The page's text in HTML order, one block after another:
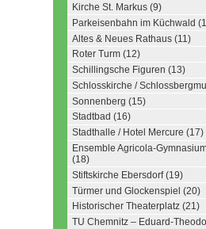
Kirche St. Markus (9)
Parkeisenbahn im Küchwald
Altes & Neues Rathaus (11)
Roter Turm (12)
Schillingsche Figuren (13)
Schlosskirche /
Sonnenberg (15)
Stadtbad (16)
Stadthalle / Hotel Mercure (17)
Ensemble Agricola-
(18)
Stiftskirche Ebersdorf (19)
Türmer und Glockenspiel (20)
Historischer Theaterplatz (21)
TU Chemnitz – Eduard-